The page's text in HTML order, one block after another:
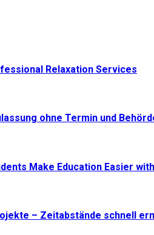
Relaxation Services
ohne Termin und
Make Education Easier
– Zeitabstände schnell